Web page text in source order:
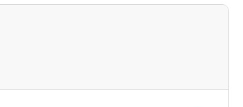
Vasetti e Barattoli